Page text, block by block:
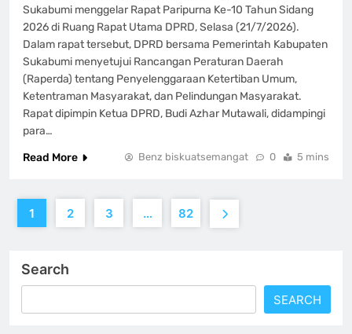
Sukabumi menggelar Rapat Paripurna Ke-10 Tahun Sidang
2026 di Ruang Rapat Utama DPRD, Selasa (21/7/2026).
Dalam rapat tersebut, DPRD bersama Pemerintah Kabupaten
Sukabumi menyetujui Rancangan Peraturan Daerah
(Raperda) tentang Penyelenggaraan Ketertiban Umum,
Ketentraman Masyarakat, dan Pelindungan Masyarakat.
Rapat dipimpin Ketua DPRD, Budi Azhar Mutawali, didampingi
para…
Read More
Benz biskuatsemangat 0 5 mins
1 2 3 … 82
Search
SEARCH